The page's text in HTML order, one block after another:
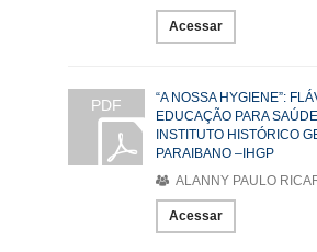
Acessar
PDF
“A NOSSA HYGIENE”:
EDUCAÇÃO PARA
INSTITUTO HISTÓRICO
PARAIBANO –IHGP
ALANNY PAULO
Acessar